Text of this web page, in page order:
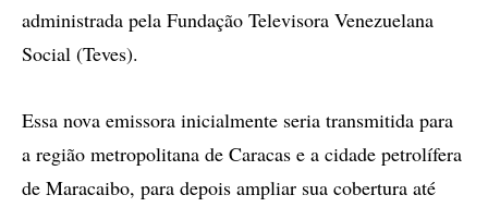
administrada pela Fundação Televisora Venezuelana
Social (Teves).
Essa nova emissora inicialmente seria transmitida para
a região metropolitana de Caracas e a cidade petrolífera
de Maracaibo, para depois ampliar sua cobertura até